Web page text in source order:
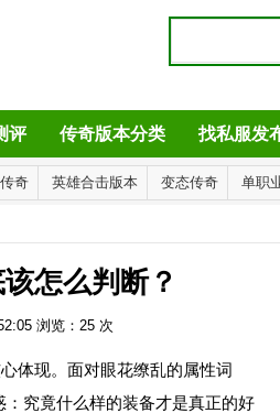
评 传奇版本分类 找私服发
奇 英雄合击版本 变态传奇 单职
怎么判断？
浏览： 25 次
体现。面对眼花缭乱的属性词
究竟什么样的装备才是真正的好